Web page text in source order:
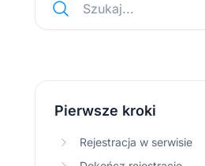
Szukaj...
Pierwsze kroki
Rejestracja w serwisie